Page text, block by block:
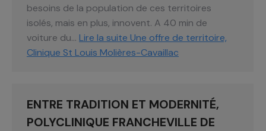
besoins de la population de ces territoires
isolés, mais en plus, innovent. A 40 min de
voiture du… Lire la suite Une offre de territoire,
Clinique St Louis Molières-Cavaillac
ENTRE TRADITION ET MODERNITÉ,
POLYCLINIQUE FRANCHEVILLE DE